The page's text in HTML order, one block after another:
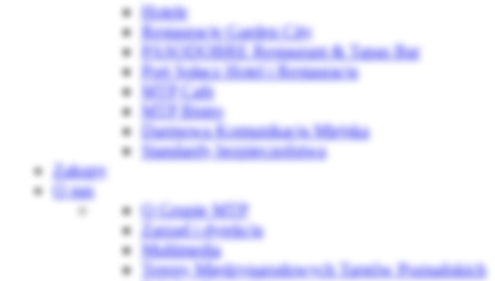
Hotele
Restauracje Garden City
PASODOBRE Restaurant & Tapas Bar
Port Sołacz Hotel i Restauracja
MTP Cafe
MTP Bistro
Darmowa Komunikacja Miejska
Standardy bezpieczeństwa
Zakupy
O nas
O Grupie MTP
Zarząd i dyrekcja
Multimedia
Tereny Międzynarodowych Targów Poznańskich